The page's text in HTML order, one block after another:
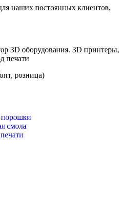
наших постоянных клиентов,
3D оборудования. 3D принтеры,
печати
розница)
порошки
смола